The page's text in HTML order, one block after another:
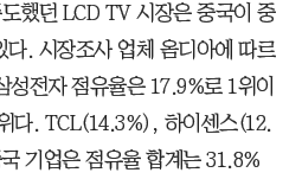
했던 LCD TV 시장은 중국이 중
다. 시장조사 업체 옴디아에 따르
성전자 점유율은 17.9%로 1위이
다. TCL(14.3%), 하이센스(12.
기업은 점유율 합계는 31.8%